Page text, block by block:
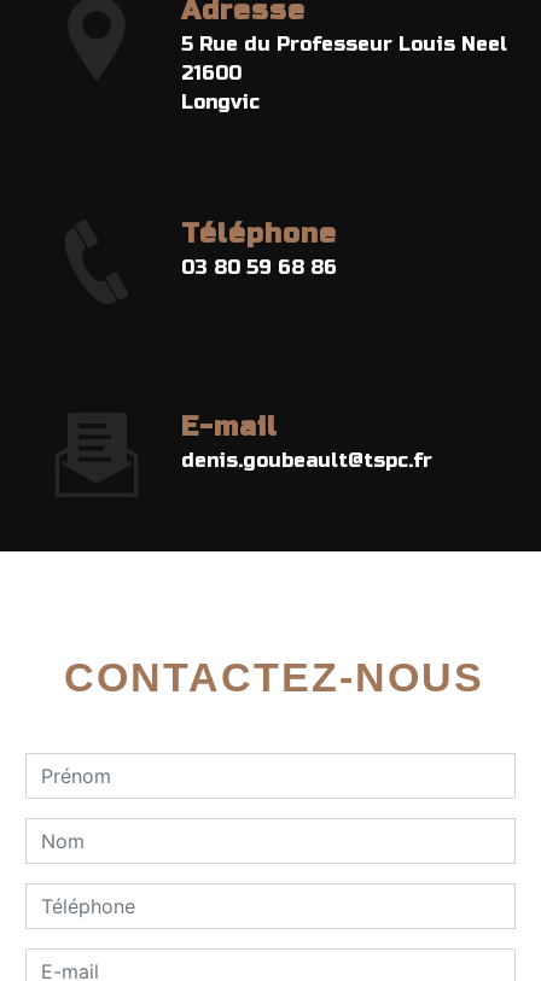
Adresse
5 Rue du Professeur Louis Neel
21600
Longvic
Téléphone
03 80 59 68 86
E-mail
denis.goubeault@tspc.fr
CONTACTEZ-NOUS